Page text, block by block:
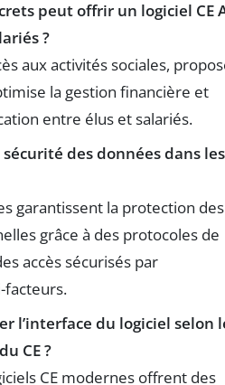
peut offrir un logiciel CE
?
aux activités sociales,
la gestion financière et
entre élus et salariés.
des données dans les
garantissent la protection des
grâce à des protocoles de
accès sécurisés par
l’interface du logiciel selon
CE ?
CE modernes offrent des